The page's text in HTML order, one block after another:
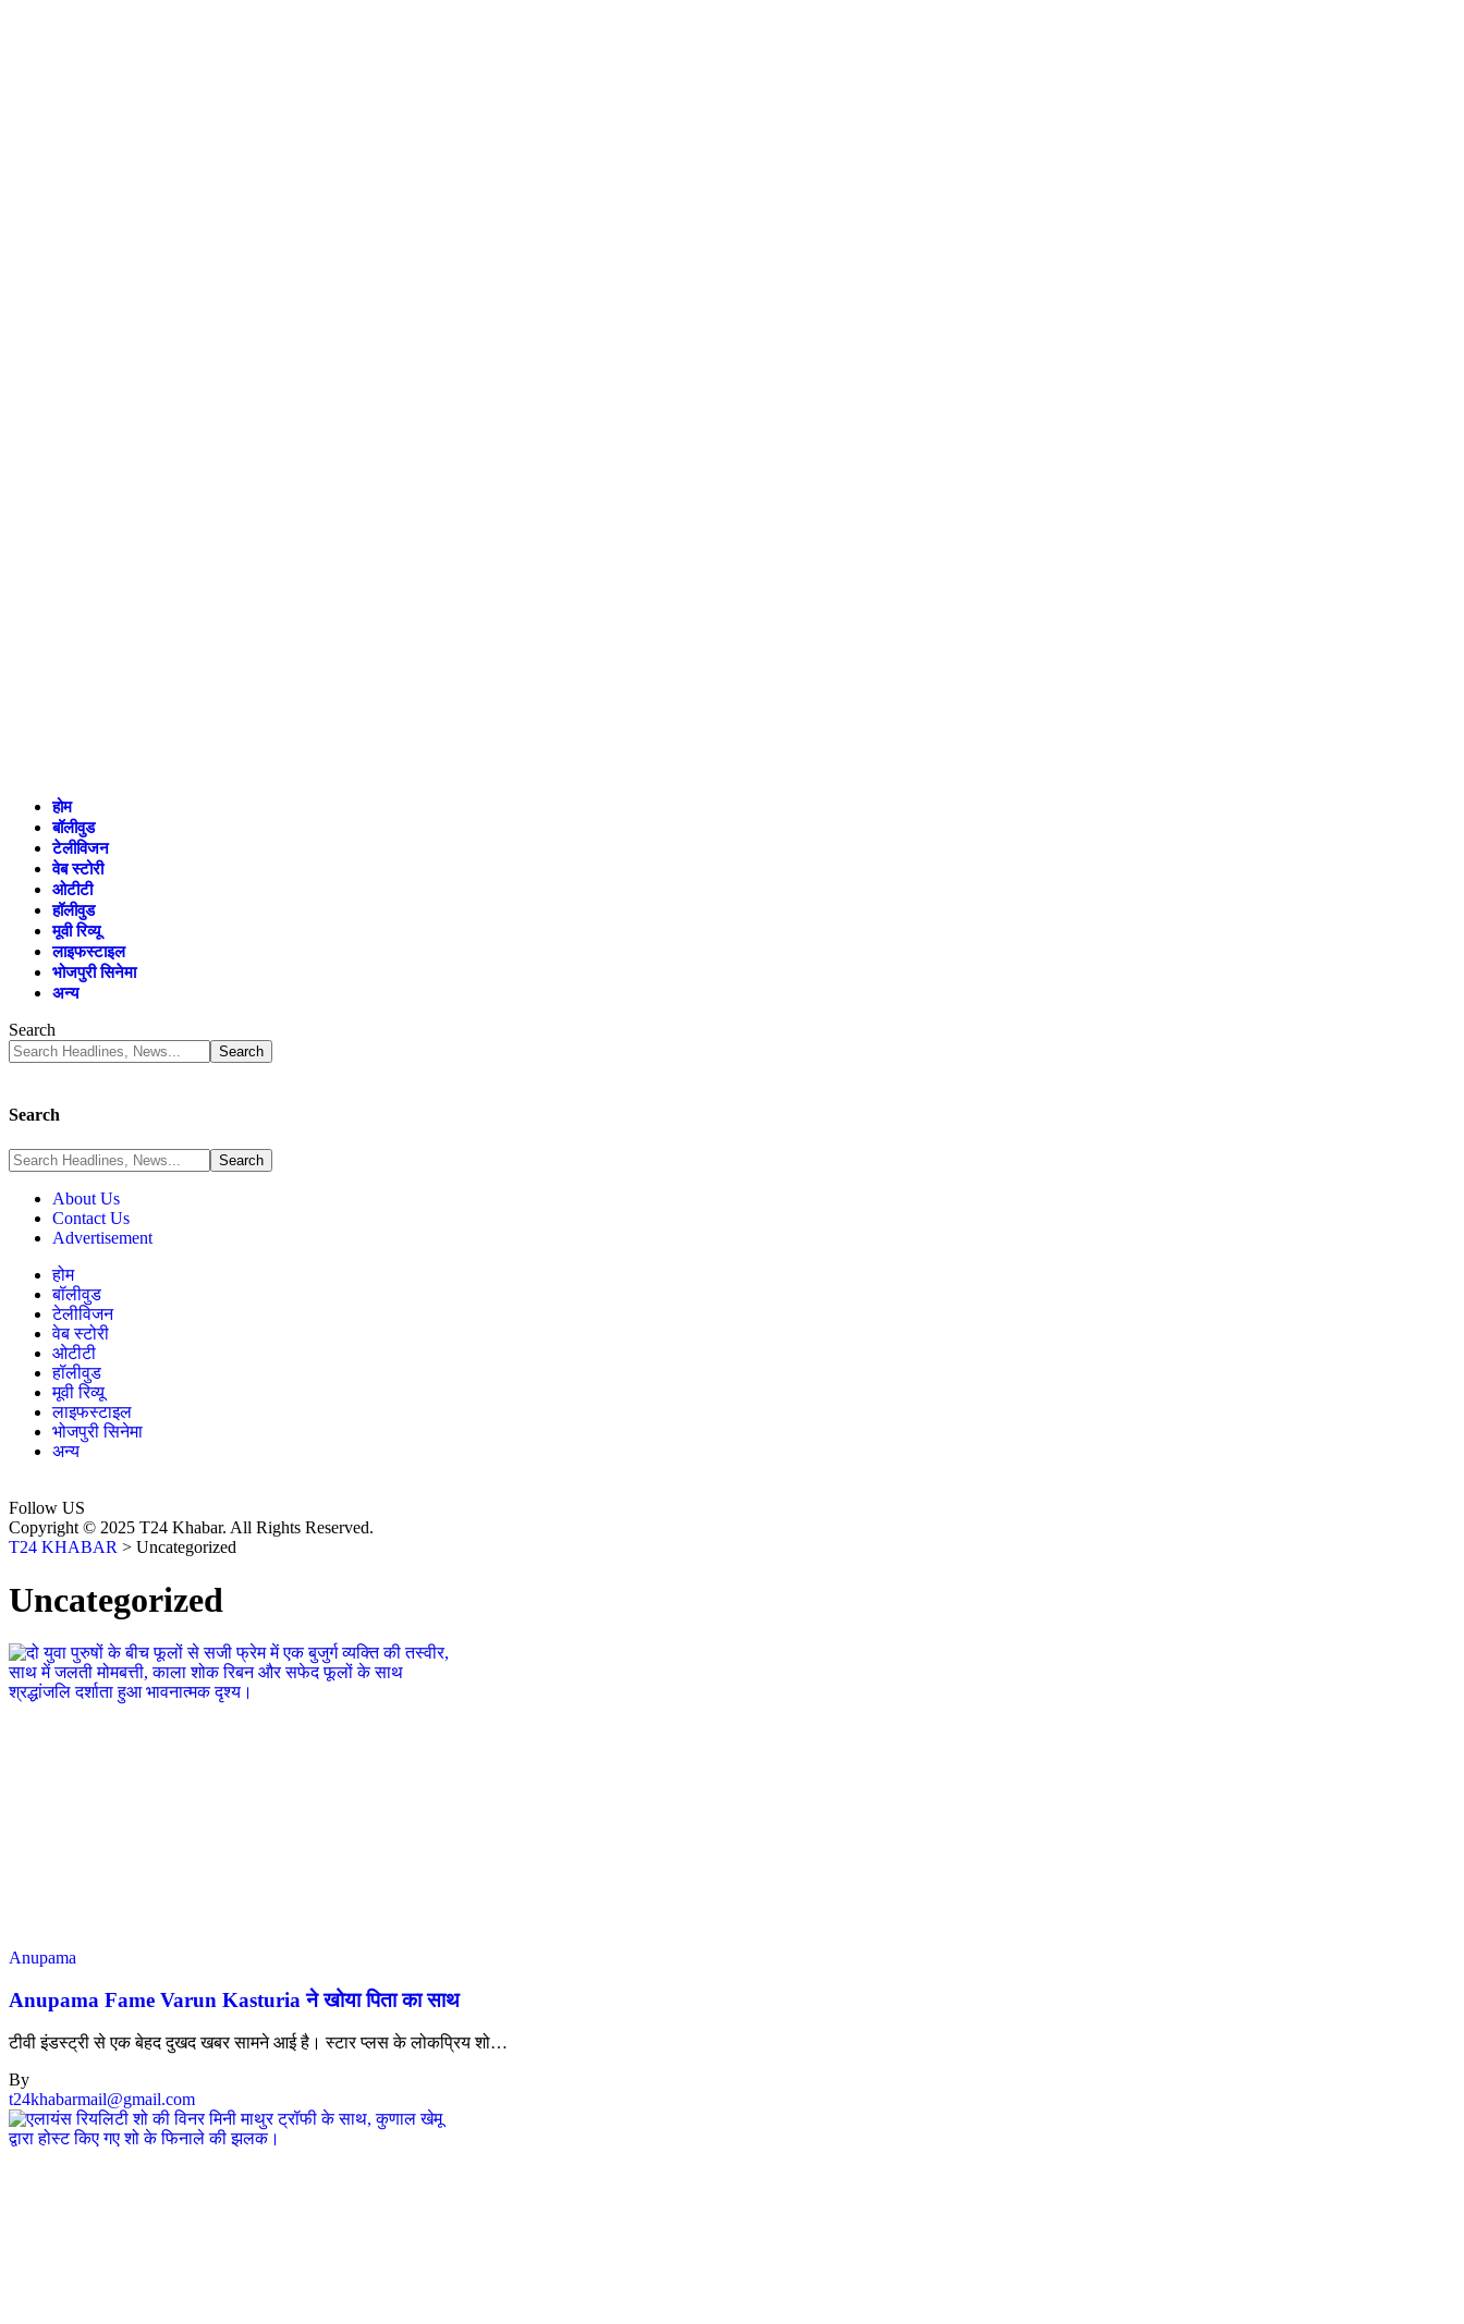
होम
बॉलीवुड
टेलीविजन
वेब स्टोरी
ओटीटी
हॉलीवुड
मूवी रिव्यू
लाइफस्टाइल
भोजपुरी सिनेमा
अन्य
Search
Search
About Us
Contact Us
Advertisement
होम
बॉलीवुड
टेलीविजन
वेब स्टोरी
ओटीटी
हॉलीवुड
मूवी रिव्यू
लाइफस्टाइल
भोजपुरी सिनेमा
अन्य
Follow US
Copyright © 2025 T24 Khabar. All Rights Reserved.
T24 KHABAR > Uncategorized
Uncategorized
Anupama
Anupama Fame Varun Kasturia ने खोया पिता का साथ
टीवी इंडस्ट्री से एक बेहद दुखद खबर सामने आई है। स्टार प्लस के लोकप्रिय शो…
By
t24khabarmail@gmail.com